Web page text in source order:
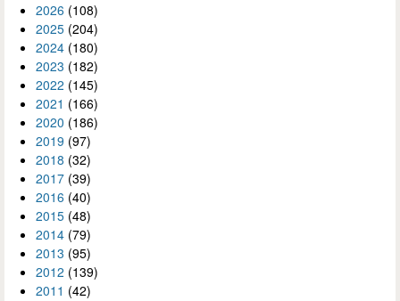
2026 (108)
2025 (204)
2024 (180)
2023 (182)
2022 (145)
2021 (166)
2020 (186)
2019 (97)
2018 (32)
2017 (39)
2016 (40)
2015 (48)
2014 (79)
2013 (95)
2012 (139)
2011 (42)